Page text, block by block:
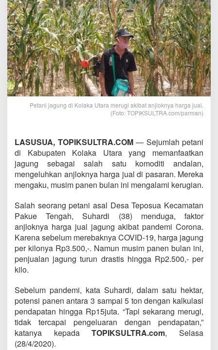
Petani jagung di Kolaka Utara merugi akibat anjloknya harga jual.
(Foto: TOPIKSULTRA.com/parman)
LASUSUA, TOPIKSULTRA.COM— Sejumlah petani
di Kabupaten Kolaka Utara yang memanfaatkan
jagung sebagai salah satu komoditi andalan,
mengeluhkan anjloknya harga jual di pasaran. Mereka
mengaku, musim panen bulan ini mengalami kerugian.
Salah seorang petani asal Desa Teposua Kecamatan
Pakue Tengah, Suhardi (38) menduga, faktor
anjloknya harga jual jagung akibat pandemi Corona.
Karena sebelum merebaknya COVID-19, harga jagung
per kilonya Rp3.500,-. Namun musim panen bulan ini,
penjualan jagung turun drastis hingga Rp2.500,- per
kilo.
Sebelum pandemi, kata Suhardi, dalam satu hektar,
potensi panen antara 3 sampai 5 ton dengan kalkulasi
pendapatan hingga Rp15juta. “Tapi sekarang merugi,
tidak tercapai pengeluaran dengan pendapatan,”
katanya kepadaTOPIKSULTRA.com, Selasa
(28/4/2020).